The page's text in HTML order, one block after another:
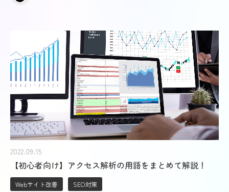
2022.09.15
【初心者向け】アクセス解析の用語をまとめて解説！
Webサイト改善 SEO対策